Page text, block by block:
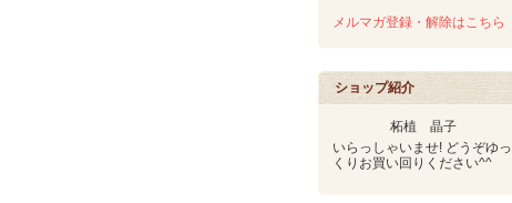
メルマガ登録・解除はこちら
ショップ紹介
柘植 晶子
いらっしゃいませ! どうぞゆっ
くりお買い回りください^^